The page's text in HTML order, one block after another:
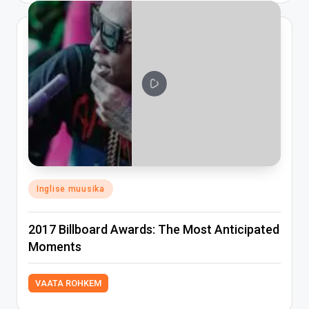
Posted
in
Inglise muusika
2017 Billboard Awards: The Most Anticipated
Moments
VAATA ROHKEM